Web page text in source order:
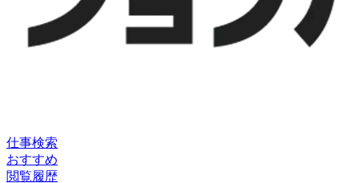
仕事検索
おすすめ
閲覧履歴